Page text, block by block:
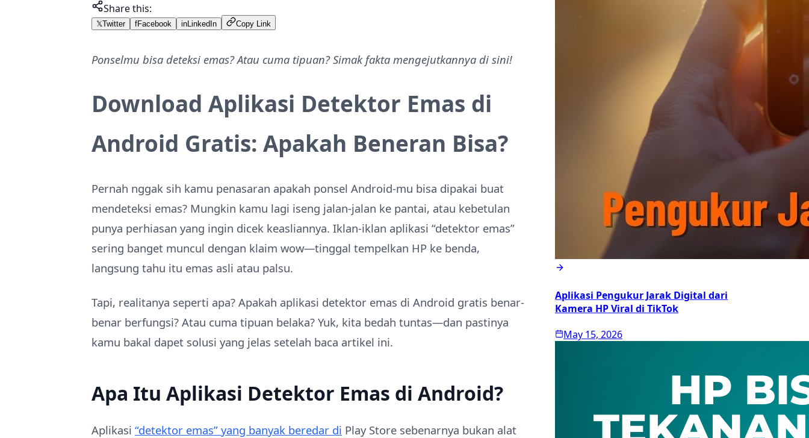
Share this:
𝕏Twitter fFacebook inLinkedIn Copy Link
Ponselmu bisa deteksi emas? Atau cuma tipuan? Simak fakta mengejutkannya di sini!
Download Aplikasi Detektor Emas di
Android Gratis: Apakah Beneran Bisa?
Pernah nggak sih kamu penasaran apakah ponsel Android-mu bisa dipakai buat
mendeteksi emas? Mungkin kamu lagi iseng jalan-jalan ke pantai, atau kebetulan
punya perhiasan yang ingin dicek keasliannya. Iklan-iklan aplikasi “detektor emas”
sering banget muncul dengan klaim wow—tinggal tempelkan HP ke benda,
langsung tahu itu emas asli atau palsu.
Tapi, realitanya seperti apa? Apakah aplikasi detektor emas di Android gratis benar-
benar berfungsi? Atau cuma tipuan belaka? Yuk, kita bedah tuntas—dan pastinya
kamu bakal dapet solusi yang jelas setelah baca artikel ini.
Apa Itu Aplikasi Detektor Emas di Android?
Aplikasi “detektor emas” yang banyak beredar di Play Store sebenarnya bukan alat
Aplikasi Pengukur Jarak Digital dari
Kamera HP Viral di TikTok
May 15, 2026